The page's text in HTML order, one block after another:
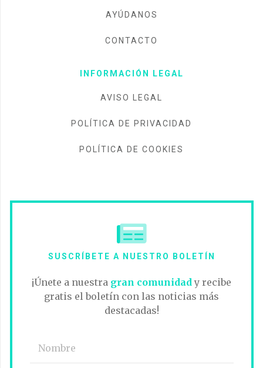
AYÚDANOS
CONTACTO
INFORMACIÓN LEGAL
AVISO LEGAL
POLÍTICA DE PRIVACIDAD
POLÍTICA DE COOKIES
SUSCRÍBETE A NUESTRO BOLETÍN
¡Únete a nuestra gran comunidad y recibe
gratis el boletín con las noticias más
destacadas!